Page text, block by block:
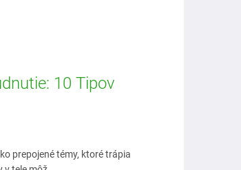
10 Tipov
prepojené témy, ktoré trápia